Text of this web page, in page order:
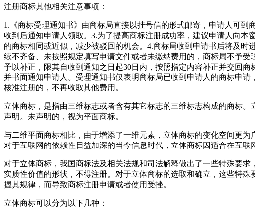
注册商标其他相关注意事项：
1.《商标受理通知书》由商标局直接以挂号信的形式邮寄，申请人可
收到后通知申请人领取。3.为了提高商标注册成功率，建议申请人向
的商标相同或近似，减少被驳回的机会。4.商标局收到申请书后将及
续不齐备、未按照规定填写申请文件或者未缴纳费用的，商标局不予
予以补正，限其自收到通知之日起30日内，按照指定内容补正并交回
并书面通知申请人。受理通知书仅表明商标局已收到申请人的商标申
核准注册的，不再收取其他费用。
立体商标，是指由三维标志或者含有其它标志的三维标志构成的商标
声明。未声明的，视为平面商标。
与二维平面商标相比，由于增添了一维元素，立体商标的变化空间更
对于互联网的依赖性日益加深的当今信息时代，立体商标因适合在互联
对于立体商标，我国商标法及相关法规和司法解释做出了一些特殊要
实质性价值的形状，不得注册。对于立体商标的选取和确立，这些特
握其规律，而导致商标注册申请或者使用受挫。
立体商标可以分为以下几种：